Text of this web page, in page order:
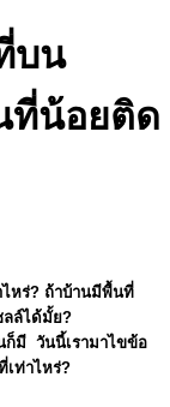
บน
ที่น้อยติด
หร่? ถ้าบ้านมีพื้นที่
ลล์ได้มั้ย?
ก็มี วันนี้เรามาไขข้อ
เท่าไหร่?